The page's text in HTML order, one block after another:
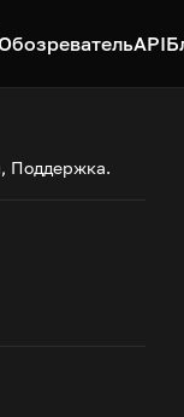
API
Поддержка.